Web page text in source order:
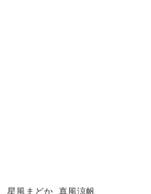
, 星風まどか, 真風涼帆